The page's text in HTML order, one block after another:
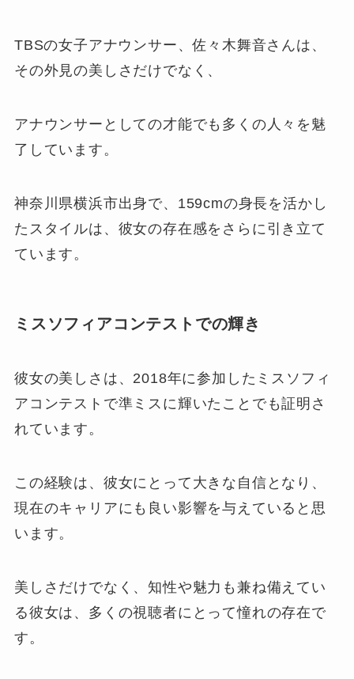
TBSの女子アナウンサー、佐々木舞音さんは、
その外見の美しさだけでなく、
アナウンサーとしての才能でも多くの人々を魅
了しています。
神奈川県横浜市出身で、159cmの身長を活かし
たスタイルは、彼女の存在感をさらに引き立て
ています。
ミスソフィアコンテストでの輝き
彼女の美しさは、2018年に参加したミスソフィ
アコンテストで準ミスに輝いたことでも証明さ
れています。
この経験は、彼女にとって大きな自信となり、
現在のキャリアにも良い影響を与えていると思
います。
美しさだけでなく、知性や魅力も兼ね備えてい
る彼女は、多くの視聴者にとって憧れの存在で
す。